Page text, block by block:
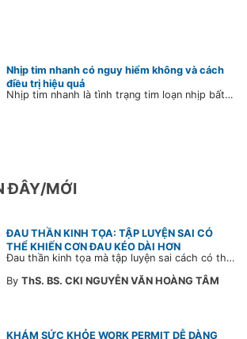
Nhịp tim nhanh có nguy hiểm không và cách
điều trị hiệu quả
Nhịp tim nhanh là tình trạng tim loạn nhịp bất thường, đập thình thịch hoặc rung gây hồi hộp, đánh trống ngực trong vòng vài giây hoặc vài phút. Tim đập nhanh có thể vô hại nhưng cũng có thể là dấu hiệu cảnh báo nhiều bệnh lý tiềm ẩn, nguy hiểm nếu không điều trị sớm. Vậy nhịp tim bao nhiêu là nhanh? Cách điều trị và kiểm soát nhịp tim hiệu quả?
ĐÂY/MỚI
ĐAU THẦN KINH TỌA: TẬP LUYỆN SAI CÓ
THỂ KHIẾN CƠN ĐAU KÉO DÀI HƠN
Đau thần kinh tọa mà tập luyện sai cách có thể khiến cơn đau trở nặng và kéo dài thời gian hồi phục. Tham khảo chia sẻ của Bác sĩ CarePlus để nắm các động tác cần tránh và có góc nhìn đúng về phương pháp điều trị phù hợp trong bài viết sau.
By ThS. BS. CKI NGUYỄN VĂN HOÀNG TÂM
KHÁM SỨC KHỎE WORK PERMIT DỄ DÀNG